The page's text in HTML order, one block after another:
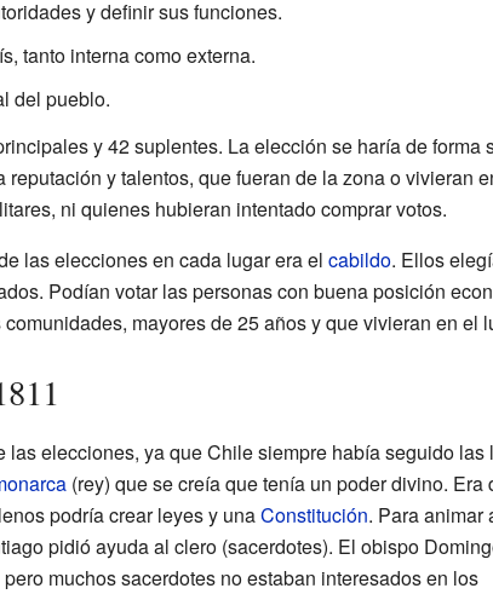
y definir sus funciones.
tanto interna como externa.
del pueblo.
y 42 suplentes. La elección se haría de forma
reputación y talentos, que fueran de la zona o vivieran
ni quienes hubieran intentado comprar votos.
las elecciones en cada lugar era el cabildo. Ellos
Podían votar las personas con buena posición
mayores de 25 años y que vivieran en el
las elecciones, ya que Chile siempre había seguido las
(rey) que se creía que tenía un poder divino. Era
podría crear leyes y unaConstitución. Para animar
pidió ayuda al clero (sacerdotes). El obispo
muchos sacerdotes no estaban interesados en los